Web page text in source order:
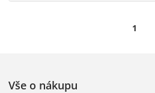
1
Vše o nákupu